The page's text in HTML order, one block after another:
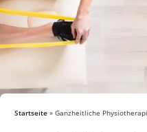
Startseite » Ganzheitliche